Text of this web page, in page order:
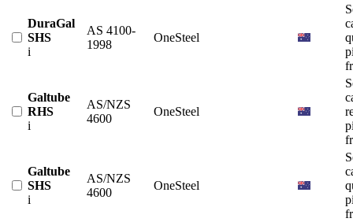
DuraGal
SHS
i
AS 4100-
1998
OneSteel
Galtube
RHS
i
AS/NZS
4600
OneSteel
Galtube
SHS
i
AS/NZS
4600
OneSteel